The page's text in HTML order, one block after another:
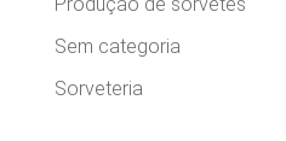
Sem categoria
Sorveteria